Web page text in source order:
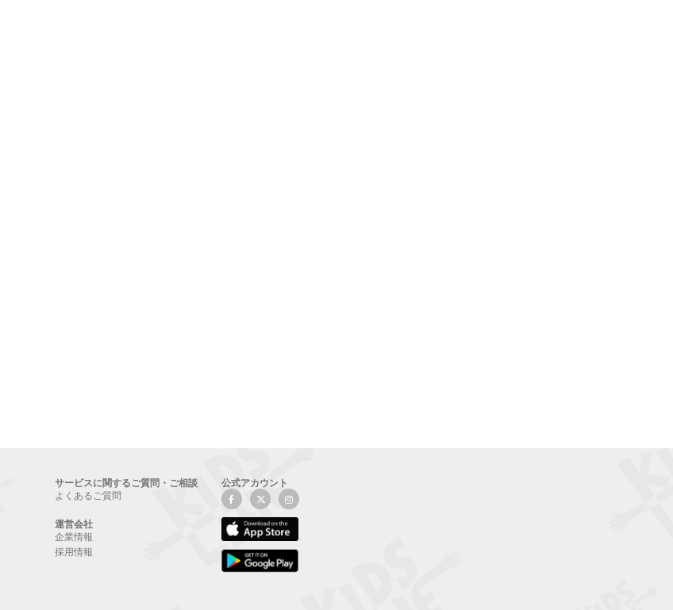
サービスに関するご質問・ご相談
よくあるご質問
運営会社
企業情報
採用情報
公式アカウント